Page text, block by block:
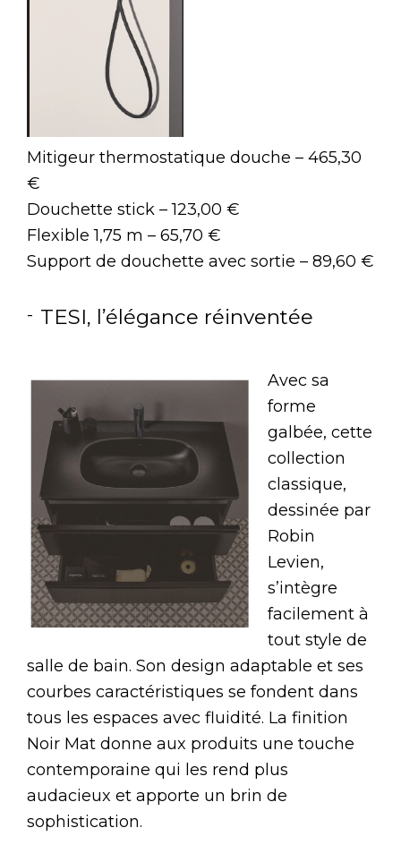
Mitigeur thermostatique douche – 465,30
€
Douchette stick – 123,00 €
Flexible 1,75 m – 65,70 €
Support de douchette avec sortie – 89,60 €
TESI, l’élégance réinventée
Avec sa
forme
galbée, cette
collection
classique,
dessinée par
Robin
Levien,
s’intègre
facilement à
tout style de
salle de bain. Son design adaptable et ses
courbes caractéristiques se fondent dans
tous les espaces avec fluidité. La finition
Noir Mat donne aux produits une touche
contemporaine qui les rend plus
audacieux et apporte un brin de
sophistication.